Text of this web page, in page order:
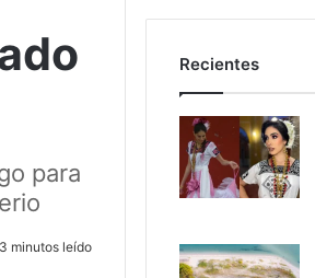
para
3 minutos leído
Recientes